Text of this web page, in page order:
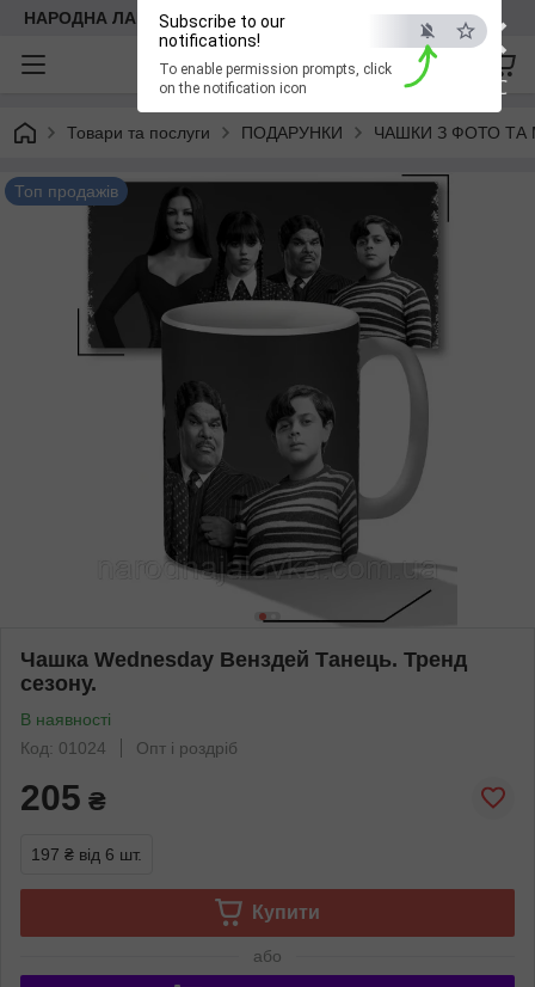
×
ESC
Subscribe to our
notifications!
To enable permission prompts, click
on the notification icon
НАРОДНА ЛАВКА
Товари та послуги ПОДАРУНКИ ЧАШКИ З ФОТО
Топ продажів
Чашка Wednesday Венздей Танець. Тренд
сезону.
В наявності
Код: 01024
Опт і роздріб
205 ₴
197 ₴ від 6 шт.
Купити
або